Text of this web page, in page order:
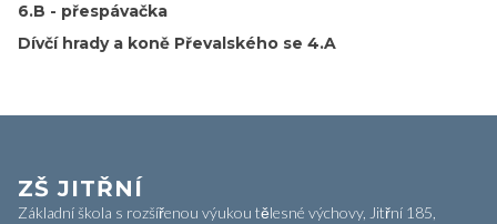
6.B - přespávačka
Dívčí hrady a koně Převalského se 4.A
ZŠ JITŘNÍ
Základní škola s rozšířenou výukou tělesné výchovy, Jitřní 185,